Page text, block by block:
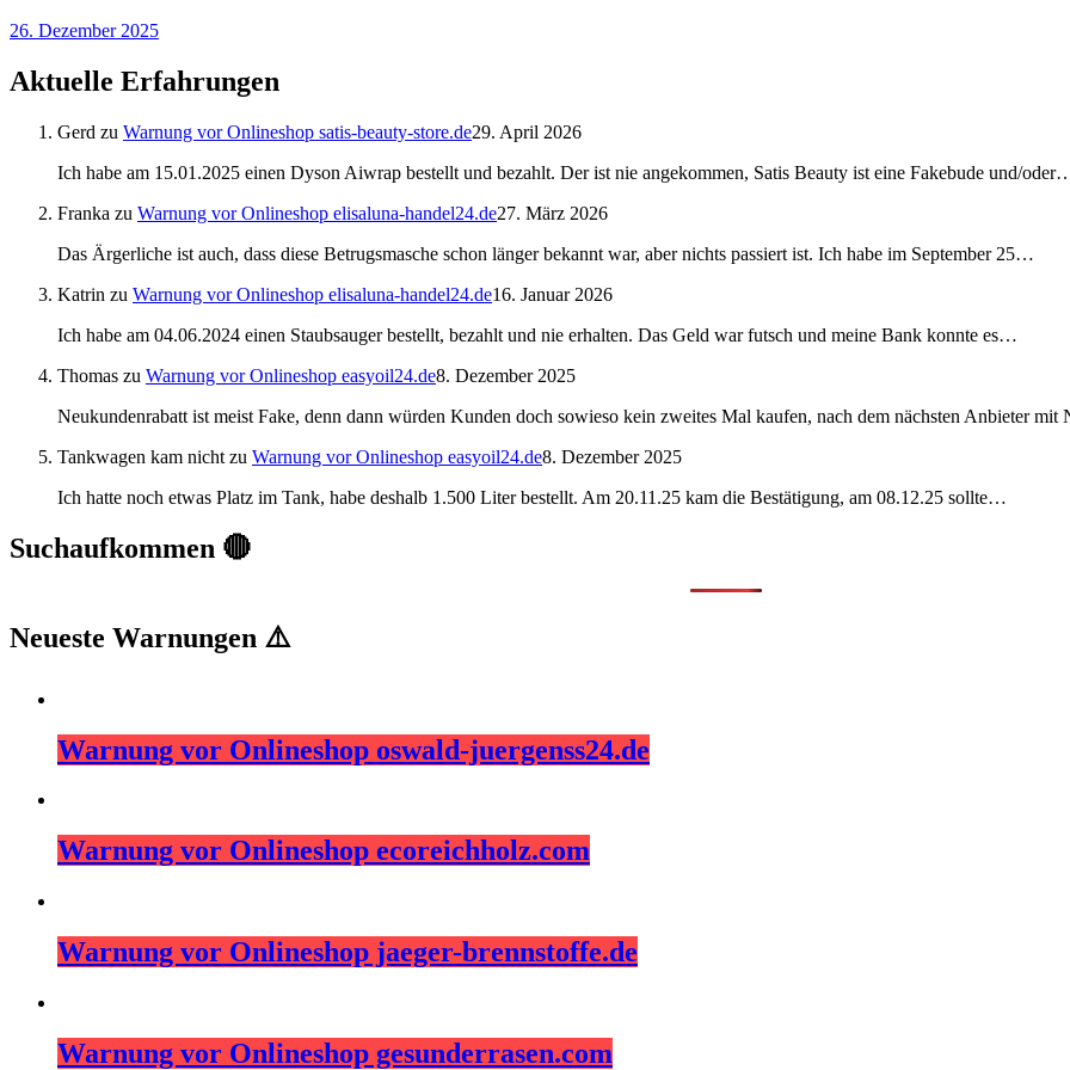
26. Dezember 2025
Aktuelle Erfahrungen
Gerd zu Warnung vor Onlineshop satis-beauty-store.de29. April 2026
Ich habe am 15.01.2025 einen Dyson Aiwrap bestellt und bezahlt. Der ist nie angekommen, Satis Beauty ist eine Fakebude und/
Franka zu Warnung vor Onlineshop elisaluna-handel24.de27. März 2026
Das Ärgerliche ist auch, dass diese Betrugsmasche schon länger bekannt war, aber nichts passiert ist. Ich habe im September 25…
Katrin zu Warnung vor Onlineshop elisaluna-handel24.de16. Januar 2026
Ich habe am 04.06.2024 einen Staubsauger bestellt, bezahlt und nie erhalten. Das Geld war futsch und meine Bank konnte es…
Thomas zu Warnung vor Onlineshop easyoil24.de8. Dezember 2025
Neukundenrabatt ist meist Fake, denn dann würden Kunden doch sowieso kein zweites Mal kaufen, nach dem nächsten Anbieter
Tankwagen kam nicht zu Warnung vor Onlineshop easyoil24.de8. Dezember 2025
Ich hatte noch etwas Platz im Tank, habe deshalb 1.500 Liter bestellt. Am 20.11.25 kam die Bestätigung, am 08.12.25 sollte…
Suchaufkommen 🔴
Neueste Warnungen ⚠️
Warnung vor Onlineshop oswald-juergenss24.de
Warnung vor Onlineshop ecoreichholz.com
Warnung vor Onlineshop jaeger-brennstoffe.de
Warnung vor Onlineshop gesunderrasen.com